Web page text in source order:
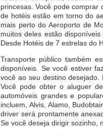
princesas. Você pode
de hotéis estão em torno do
mais perto do Aeroporto de
muitos deles estão
Desde Hotéis de 7 estrelas do
Transporte público também
disponíveis. Se você estiver
você ao seu destino
Você pode obter o aluguer
automóveis grandes e
incluem, Alvis, Alamo,
driver será prontamente
Se você deseja dirigir sozinho,